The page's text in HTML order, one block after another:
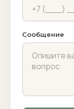
Сообщение